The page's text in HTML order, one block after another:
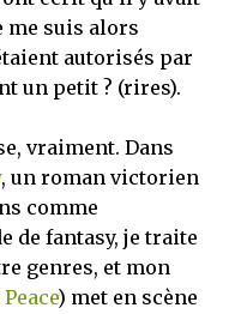
me suis alors
autorisés par
un petit ? (rires).
vraiment. Dans
, un roman victorien
comme
de fantasy, je traite
genres, et mon
) met en scène